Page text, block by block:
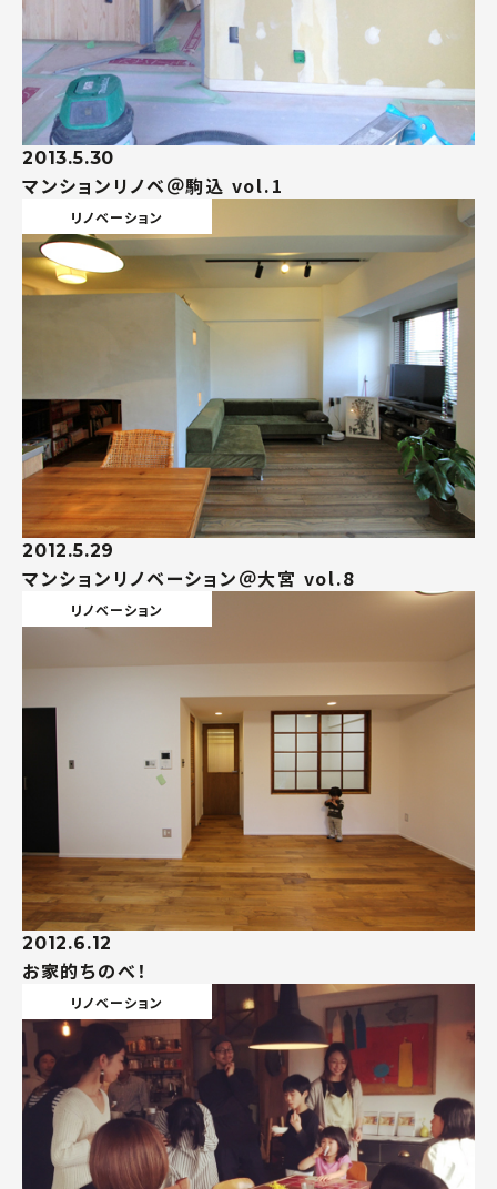
2013.5.30
マンションリノベ＠駒込 vol.1
2012.5.29
マンションリノベーション＠大宮 vol.8
リノベーション
2012.6.12
お家的ちのべ！
リノベーション
リノベーション